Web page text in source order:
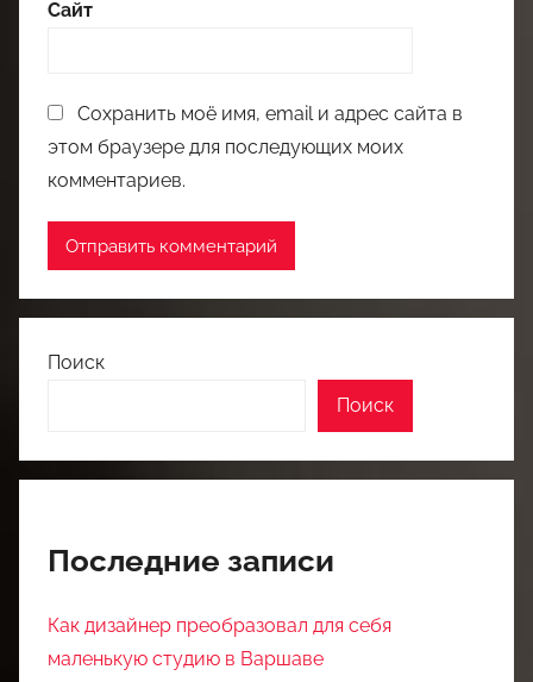
Сайт
Сохранить моё имя, email и адрес сайта в
этом браузере для последующих моих
комментариев.
Поиск
Поиск
Последние записи
Как дизайнер преобразовал для себя
маленькую студию в Варшаве